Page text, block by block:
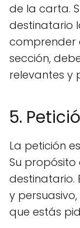
de la carta.
destinatario
comprender
sección,
relevantes y
5.
La petición
Su
destinatario.
y
que estás